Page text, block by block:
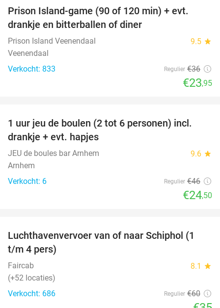
Prison Island-game (90 of 120 min) + evt.
drankje en bitterballen of diner
Prison Island Veenendaal 9.5 star
Veenendaal
Verkocht: 833
Regulier €36
€23,95
47%
1 uur jeu de boulen (2 tot 6 personen) incl.
drankje + evt. hapjes
JEU de boules bar Arnhem 9.6 star
Arnhem
Verkocht: 6
Regulier €46
€24,50
42%
Luchthavenvervoer van of naar Schiphol (1
t/m 4 pers)
Faircab 8.1 star
(+52 locaties)
Verkocht: 686
Regulier €60